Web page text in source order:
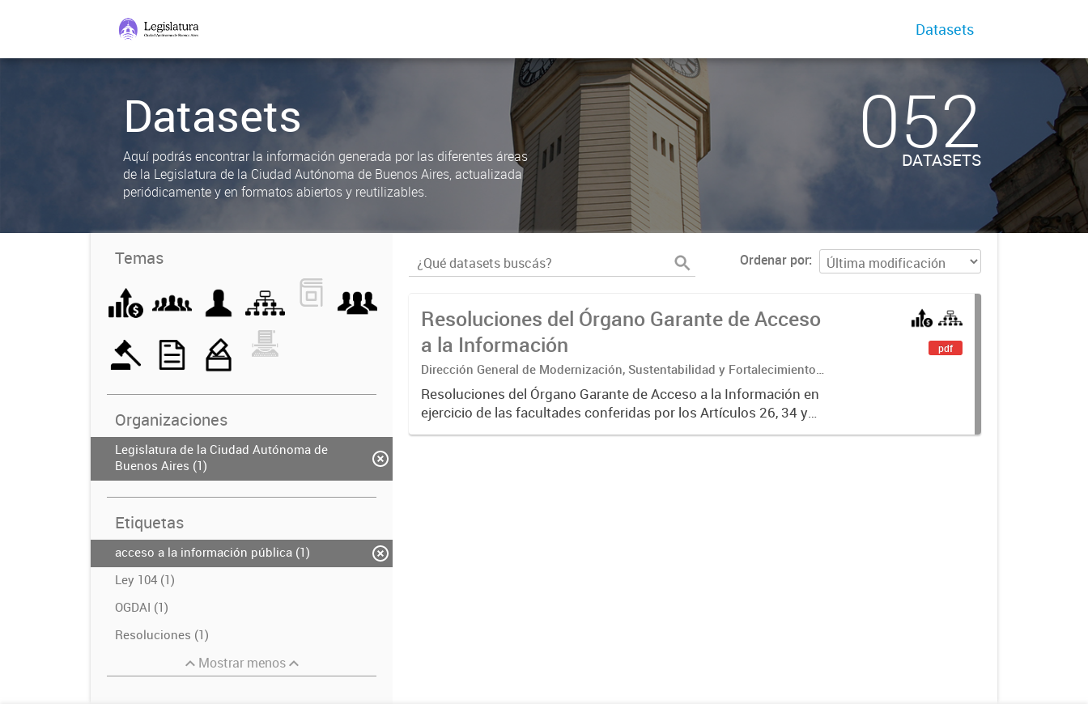
Datasets
Datasets
Aquí podrás encontrar la información generada por las diferentes áreas
de la Legislatura de la Ciudad Autónoma de Buenos Aires, actualizada
periódicamente y en formatos abiertos y reutilizables.
052
DATASETS
Temas
Organizaciones
Legislatura de la Ciudad Autónoma de
Buenos Aires (1)
Etiquetas
acceso a la información pública (1)
Ley 104 (1)
OGDAI (1)
Resoluciones (1)
Mostrar menos
Ordenar por
Resoluciones del Órgano Garante de Acceso
a la Información
Dirección General de Modernización, Sustentabilidad y Fortalecimiento
Institucional
Resoluciones del Órgano Garante de Acceso a la Información en
ejercicio de las facultades conferidas por los Artículos 26, 34 y
35 de la Ley N° 104 y su modificatoria.
pdf